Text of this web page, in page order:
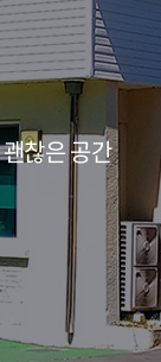
찮은 공간